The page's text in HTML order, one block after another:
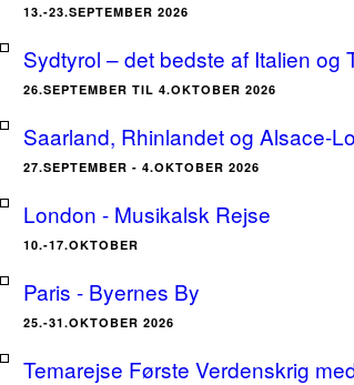
13.-23.SEPTEMBER 2026
Sydtyrol – det bedste af Italien og
26.SEPTEMBER TIL 4.OKTOBER 2026
Saarland, Rhinlandet og Alsace-
27.SEPTEMBER - 4.OKTOBER 2026
London - Musikalsk Rejse
10.-17.OKTOBER
Paris - Byernes By
25.-31.OKTOBER 2026
Temarejse Første Verdenskrig